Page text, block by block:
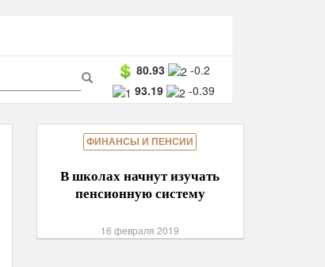
80.93
-0.2
93.19
-0.39
Поиск
ФИНАНСЫ И ПЕНСИИ
В школах начнут изучать
пенсионную систему
16 февраля 2019